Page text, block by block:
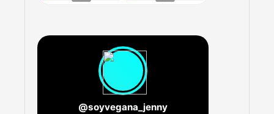
@soyvegana_jenny